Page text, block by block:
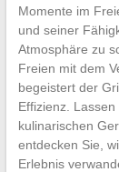
Momente im
und seiner
Atmosphäre zu
Freien mit dem
begeistert der
Effizienz.
kulinarischen
entdecken Sie,
Erlebnis